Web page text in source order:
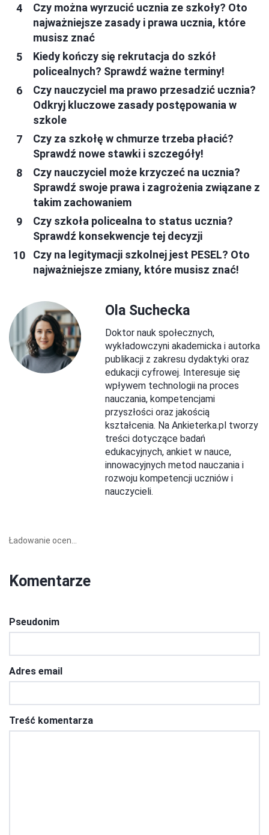
Czy można wyrzucić ucznia ze szkoły? Oto
najważniejsze zasady i prawa ucznia, które
musisz znać
Kiedy kończy się rekrutacja do szkół
policealnych? Sprawdź ważne terminy!
Czy nauczyciel ma prawo przesadzić ucznia?
Odkryj kluczowe zasady postępowania w
szkole
Czy za szkołę w chmurze trzeba płacić?
Sprawdź nowe stawki i szczegóły!
Czy nauczyciel może krzyczeć na ucznia?
Sprawdź swoje prawa i zagrożenia związane z
takim zachowaniem
Czy szkoła policealna to status ucznia?
Sprawdź konsekwencje tej decyzji
Czy na legitymacji szkolnej jest PESEL? Oto
najważniejsze zmiany, które musisz znać!
Ola Suchecka
Doktor nauk społecznych,
wykładowczyni akademicka i autorka
publikacji z zakresu dydaktyki oraz
edukacji cyfrowej. Interesuje się
wpływem technologii na proces
nauczania, kompetencjami
przyszłości oraz jakością
kształcenia. Na Ankieterka.pl tworzy
treści dotyczące badań
edukacyjnych, ankiet w nauce,
innowacyjnych metod nauczania i
rozwoju kompetencji uczniów i
nauczycieli.
Ładowanie ocen...
Komentarze
Pseudonim
Adres email
Treść komentarza